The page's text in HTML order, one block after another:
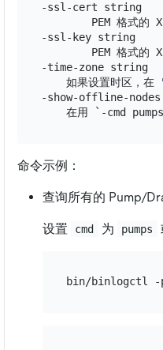
-ssl-cert string
PEM 格式的
-ssl-key string
PEM 格式的
-time-zone string
    如果设置时区，在
-show-offline-nodes
命令示例：
查询所有的 Pump/
设置 cmd 为 pumps